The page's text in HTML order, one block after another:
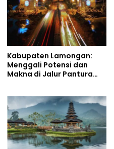
Kabupaten Lamongan:
Menggali Potensi dan
Makna di Jalur Pantura